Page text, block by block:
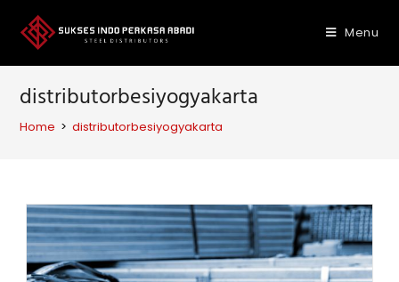
content
Menu
distributorbesiyogyakarta
Home > distributorbesiyogyakarta